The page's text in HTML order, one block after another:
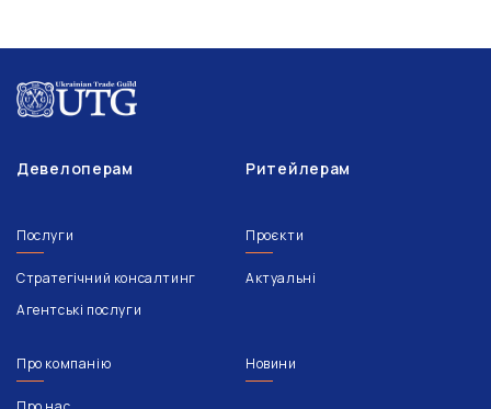
Девелоперам Ритейлерам
Послуги
Стратегічний консалтинг
Агентські послуги
Проєкти
Актуальні
Про компанію Новини